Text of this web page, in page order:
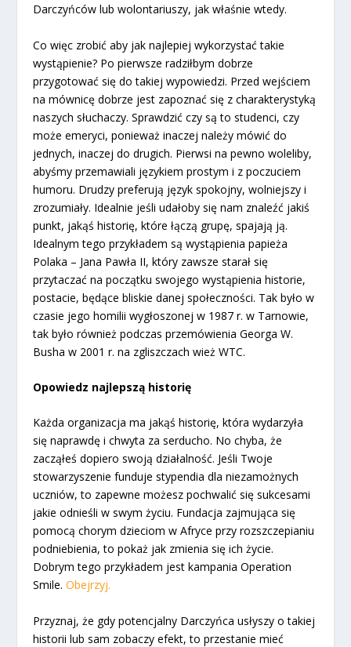
Darczyńców lub wolontariuszy, jak właśnie wtedy.
Co więc zrobić aby jak najlepiej wykorzystać takie
wystąpienie? Po pierwsze radziłbym dobrze
przygotować się do takiej wypowiedzi. Przed wejściem
na mównicę dobrze jest zapoznać się z charakterystyką
naszych słuchaczy. Sprawdzić czy są to studenci, czy
może emeryci, ponieważ inaczej należy mówić do
jednych, inaczej do drugich. Pierwsi na pewno woleliby,
abyśmy przemawiali językiem prostym i z poczuciem
humoru. Drudzy preferują język spokojny, wolniejszy i
zrozumiały. Idealnie jeśli udałoby się nam znaleźć jakiś
punkt, jakąś historię, które łączą grupę, spajają ją.
Idealnym tego przykładem są wystąpienia papieża
Polaka – Jana Pawła II, który zawsze starał się
przytaczać na początku swojego wystąpienia historie,
postacie, będące bliskie danej społeczności. Tak było w
czasie jego homilii wygłoszonej w 1987 r. w Tarnowie,
tak było również podczas przemówienia Georga W.
Busha w 2001 r. na zgliszczach wież WTC.
Opowiedz najlepszą historię
Każda organizacja ma jakąś historię, która wydarzyła
się naprawdę i chwyta za serducho. No chyba, że
zacząłeś dopiero swoją działalność. Jeśli Twoje
stowarzyszenie funduje stypendia dla niezamożnych
uczniów, to zapewne możesz pochwalić się sukcesami
jakie odnieśli w swym życiu. Fundacja zajmująca się
pomocą chorym dzieciom w Afryce przy rozszczepianiu
podniebienia, to pokaż jak zmienia się ich życie.
Dobrym tego przykładem jest kampania Operation
Smile.Obejrzyj.
Przyznaj, że gdy potencjalny Darczyńca usłyszy o takiej
historii lub sam zobaczy efekt, to przestanie mieć